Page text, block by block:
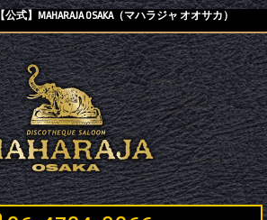
【公式】MAHARAJA OSAKA（マハラジャ オオサカ）